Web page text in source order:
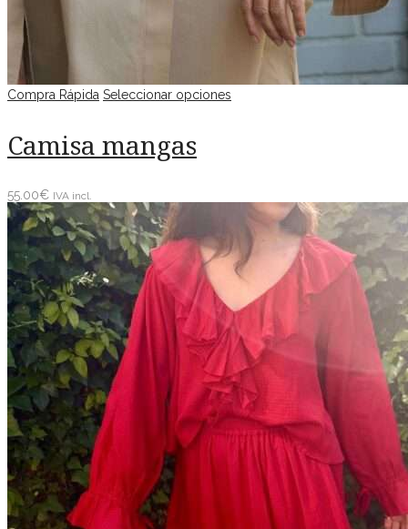
Compra Rápida Seleccionar opciones
Camisa mangas
55.00€ IVA incl.